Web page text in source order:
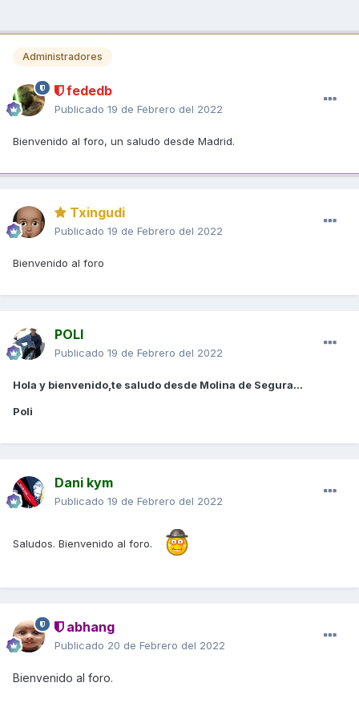
Administradores
fededb
Publicado 19 de Febrero del 2022
Bienvenido al foro, un saludo desde Madrid.
Txingudi
Publicado 19 de Febrero del 2022
Bienvenido al foro
POLI
Publicado 19 de Febrero del 2022
Hola y bienvenido,te saludo desde Molina de Segura...
Poli
Dani kym
Publicado 19 de Febrero del 2022
Saludos. Bienvenido al foro.
abhang
Publicado 20 de Febrero del 2022
Bienvenido al foro.